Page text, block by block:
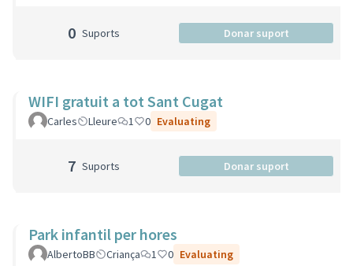
0 Suports Donar suport
WIFI gratuit a tot Sant Cugat
Carles Lleure 1 0 Evaluating
7 Suports Donar suport
Park infantil per hores
AlbertoBB Criança 1 0 Evaluating